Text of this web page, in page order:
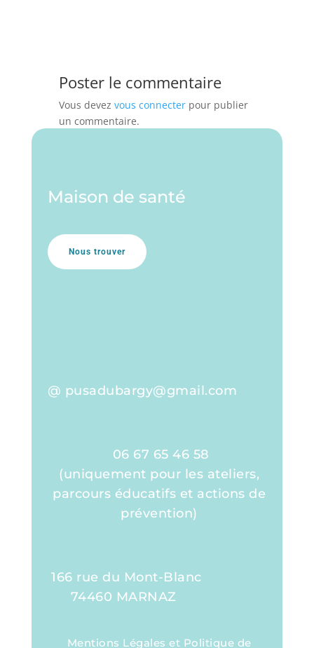
Poster le commentaire
Vous devez vous connecter pour publier
un commentaire.
Maison de santé
Nous trouver
@ pusadubargy@gmail.com
06 67 65 46 58
(uniquement pour les ateliers,
parcours éducatifs et actions de
prévention)
166 rue du Mont-Blanc
74460 MARNAZ
Mentions Légales et Politique de